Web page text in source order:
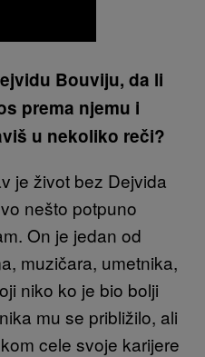
Bouviju, da li
prema njemu i
u nekoliko reči?
je život bez Dejvida
nešto potpuno
On je jedan od
muzičara, umetnika,
niko ko je bio bolji
mu se približilo, ali
cele svoje karijere